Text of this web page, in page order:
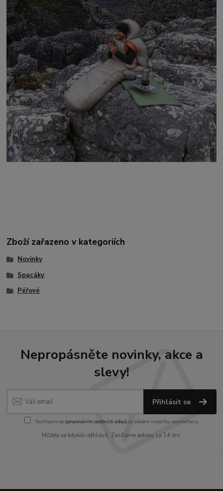
Zboží zařazeno v kategoriích
Novinky
Spacáky
Péřové
Nepropásněte novinky, akce a
slevy!
Přihlásit se
Souhlasím se zpracováním osobních údajůza účelem rozesílky newsletteru.
Můžete se kdykoli odhlásit. Zasíláme jednou za 14 dní.